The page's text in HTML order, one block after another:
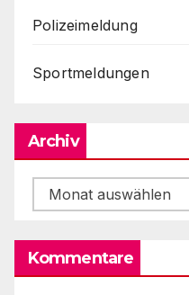
Polizeimeldung
Sportmeldungen
Archiv
Archiv
Kommentare